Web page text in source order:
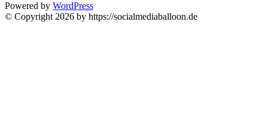
Powered by WordPress
© Copyright 2026 by https://socialmediaballoon.de